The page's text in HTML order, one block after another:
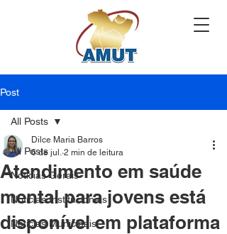
Post
All Posts
Notícias Gerais
Notícias Institucionais
Notícias Municipais
All Posts
Atendimento em saúde
mental para jovens está
disponível em plataforma
Dilce Maria Barros
6 de jul. 2 min de leitura